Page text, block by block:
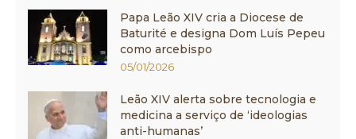
Papa Leão XIV cria a Diocese de
Baturité e designa Dom Luís Pepeu
como arcebispo
05/01/2026
Leão XIV alerta sobre tecnologia e
medicina a serviço de ‘ideologias
anti-humanas’